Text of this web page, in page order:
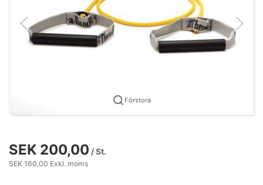
Förstora
SEK 200,00 / St.
SEK 160,00 Exkl. moms